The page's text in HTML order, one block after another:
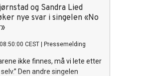
sola", er ute no!
oppfatninger av hva som
På den nye singelen
fra den kommende EP-en
et smittende refreng
poputtrykk. "Blindvei" er ute
og Sandra Lied
nye svar i singelen «No
CEST Pressemelding
ikke finnes, må vi lete etter
Den andre singelen